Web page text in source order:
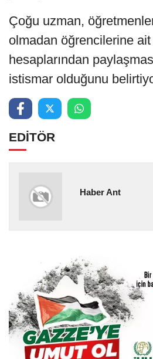
Çoğu uzman,
olmadan öğrencilerine
hesaplarından
istismar olduğunu
EDİTÖR
Haber Ant